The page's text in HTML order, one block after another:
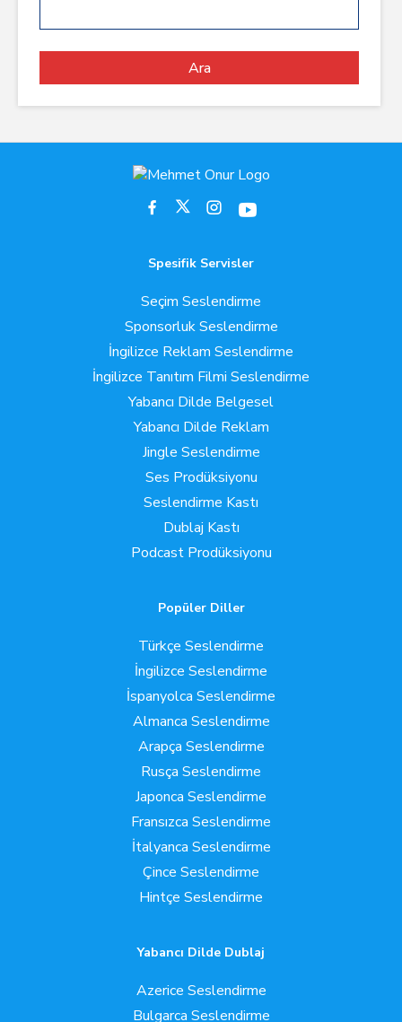
Spesifik Servisler
Seçim Seslendirme
Sponsorluk Seslendirme
İngilizce Reklam Seslendirme
İngilizce Tanıtım Filmi Seslendirme
Yabancı Dilde Belgesel
Yabancı Dilde Reklam
Jingle Seslendirme
Ses Prodüksiyonu
Seslendirme Kastı
Dublaj Kastı
Podcast Prodüksiyonu
Popüler Diller
Türkçe Seslendirme
İngilizce Seslendirme
İspanyolca Seslendirme
Almanca Seslendirme
Arapça Seslendirme
Rusça Seslendirme
Japonca Seslendirme
Fransızca Seslendirme
İtalyanca Seslendirme
Çince Seslendirme
Hintçe Seslendirme
Yabancı Dilde Dublaj
Azerice Seslendirme
Bulgarca Seslendirme